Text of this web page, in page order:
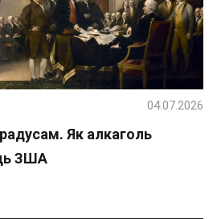
Як алкаголь
ЗША
04.07.2026